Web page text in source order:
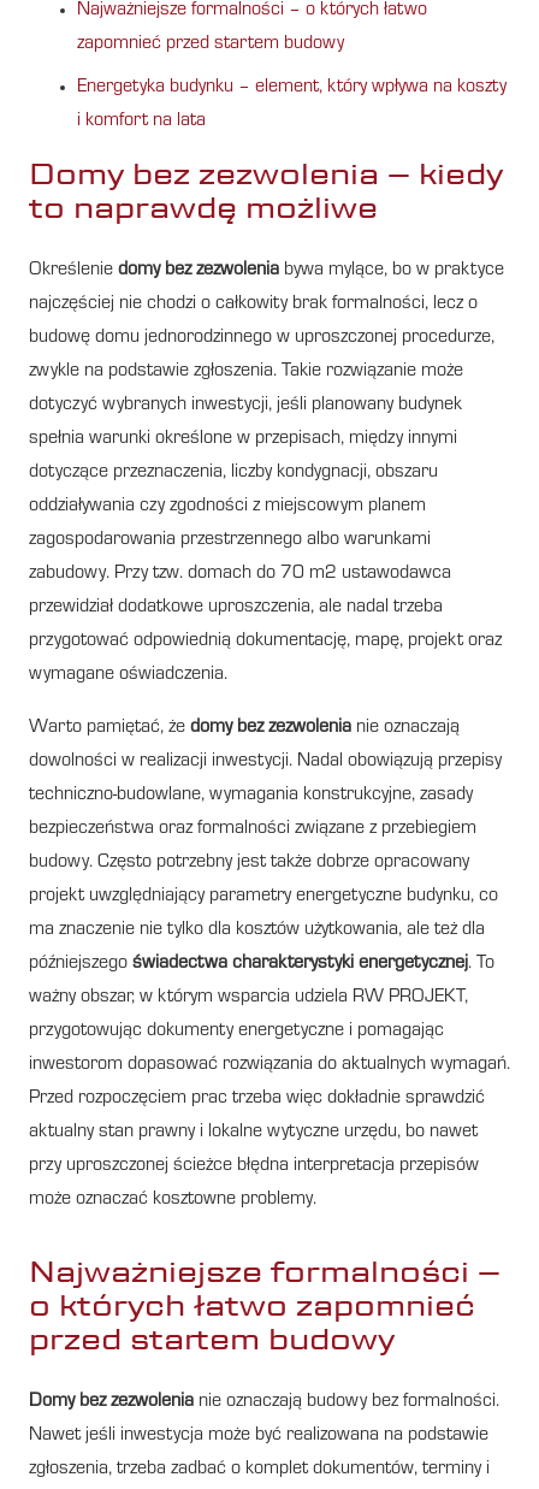
Najważniejsze formalności – o których łatwo
zapomnieć przed startem budowy
Energetyka budynku – element, który wpływa na koszty
i komfort na lata
Domy bez zezwolenia – kiedy
to naprawdę możliwe
Określenie domy bez zezwolenia bywa mylące, bo w praktyce
najczęściej nie chodzi o całkowity brak formalności, lecz o
budowę domu jednorodzinnego w uproszczonej procedurze,
zwykle na podstawie zgłoszenia. Takie rozwiązanie może
dotyczyć wybranych inwestycji, jeśli planowany budynek
spełnia warunki określone w przepisach, między innymi
dotyczące przeznaczenia, liczby kondygnacji, obszaru
oddziaływania czy zgodności z miejscowym planem
zagospodarowania przestrzennego albo warunkami
zabudowy. Przy tzw. domach do 70 m2 ustawodawca
przewidział dodatkowe uproszczenia, ale nadal trzeba
przygotować odpowiednią dokumentację, mapę, projekt oraz
wymagane oświadczenia.
Warto pamiętać, że domy bez zezwolenia nie oznaczają
dowolności w realizacji inwestycji. Nadal obowiązują przepisy
techniczno-budowlane, wymagania konstrukcyjne, zasady
bezpieczeństwa oraz formalności związane z przebiegiem
budowy. Często potrzebny jest także dobrze opracowany
projekt uwzględniający parametry energetyczne budynku, co
ma znaczenie nie tylko dla kosztów użytkowania, ale też dla
późniejszego świadectwa charakterystyki energetycznej. To
ważny obszar, w którym wsparcia udziela RW PROJEKT,
przygotowując dokumenty energetyczne i pomagając
inwestorom dopasować rozwiązania do aktualnych wymagań.
Przed rozpoczęciem prac trzeba więc dokładnie sprawdzić
aktualny stan prawny i lokalne wytyczne urzędu, bo nawet
przy uproszczonej ścieżce błędna interpretacja przepisów
może oznaczać kosztowne problemy.
Najważniejsze formalności –
o których łatwo zapomnieć
przed startem budowy
Domy bez zezwolenia nie oznaczają budowy bez formalności.
Nawet jeśli inwestycja może być realizowana na podstawie
zgłoszenia, trzeba zadbać o komplet dokumentów, terminy i